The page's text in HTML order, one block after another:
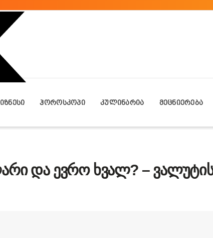
ᲰᲝᲠᲝᲡᲙᲝᲞᲘ ᲙᲣᲚᲘᲜᲐᲠᲘᲐ ᲛᲔᲪᲜᲘᲔᲠᲔᲑᲐ
და ევრო ხვალ? –